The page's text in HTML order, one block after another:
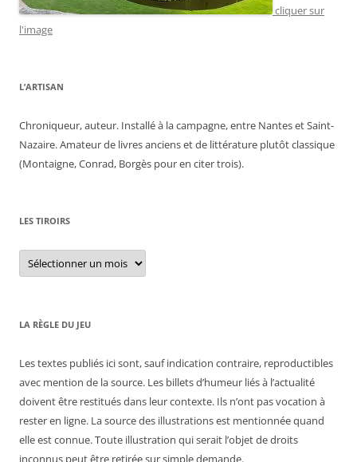
cliquer sur
l'image
L’ARTISAN
Chroniqueur, auteur. Installé à la campagne, entre Nantes et Saint-
Nazaire. Amateur de livres anciens et de littérature plutôt classique
(Montaigne, Conrad, Borgès pour en citer trois).
LES TIROIRS
Les
tiroirs
LA RÈGLE DU JEU
Les textes publiés ici sont, sauf indication contraire, reproductibles
avec mention de la source. Les billets d’humeur liés à l’actualité
doivent être restitués dans leur contexte. Ils n’ont pas vocation à
rester en ligne. La source des illustrations est mentionnée quand
elle est connue. Toute illustration qui serait l’objet de droits
inconnus peut être retirée sur simple demande.